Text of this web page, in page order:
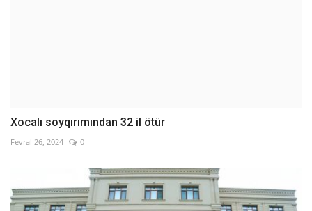
Xocalı soyqırımından 32 il ötür
Fevral 26, 2024 0